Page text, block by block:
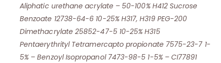
Aliphatic urethane acrylate – 50-100% H412 Sucrose
Benzoate 12738-64-6 10-25% H317, H319 PEG-200
Dimethacrylate 25852-47-5 10-25% H315
Pentaerythrityl Tetramercapto propionate 7575-23-7 1-
5% – Benzoyl Isopropanol 7473-98-5 1-5% – CI77891